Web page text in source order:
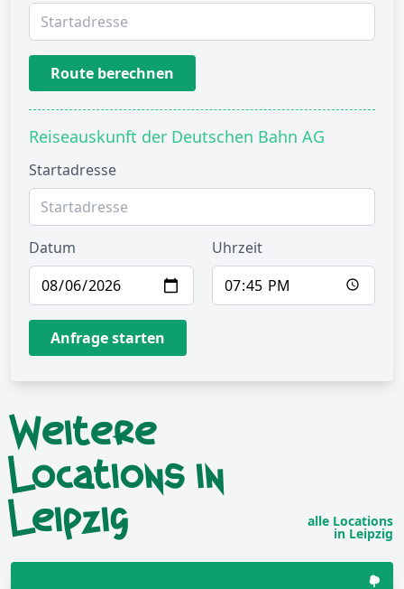
Route berechnen
Reiseauskunft der Deutschen Bahn AG
Startadresse
Datum Uhrzeit
Anfrage starten
Weitere
Locations in
Leipzig
alle Locations
in Leipzig